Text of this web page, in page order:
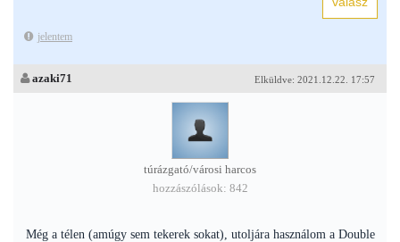
jelentem
Elküldve: 2021.12.22. 17:57
azaki71
túrázgató/városi harcos
hozzászólások: 842
Még a télen (amúgy sem tekerek sokat), utoljára használom a Double